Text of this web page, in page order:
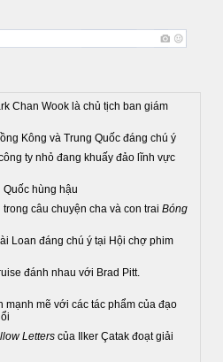
Chan Wook là chủ tịch ban giám
Kông và Trung Quốc đáng chú ý
ty nhỏ đang khuấy đảo lĩnh vực
hùng hậu
câu chuyện cha và con trai Bóng
Loan đáng chú ý tại Hội chợ phim
đánh nhau với Brad Pitt.
mạnh mẽ với các tác phẩm của đạo
Letters của Ilker Çatak đoạt giải